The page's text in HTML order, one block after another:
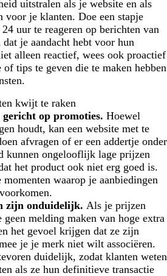
uitstralen als je website en als
voor je klanten. Doe een stapje
uur te reageren op berichten van
je aandacht hebt voor hun
alleen reactief, wees ook proactief
tips te geven die te maken hebben
kwijt te raken
op promoties. Hoewel
houdt, kan een website met te
afvragen of er een addertje onder
kunnen ongelooflijk lage prijzen
het product ook niet erg goed is.
momenten waarop je aanbiedingen
zijn onduidelijk. Als je prijzen
melding maken van hoge extra
het gevoel krijgen dat ze zijn
je je merk niet wilt associëren.
duidelijk, zodat klanten weten
als ze hun definitieve transactie